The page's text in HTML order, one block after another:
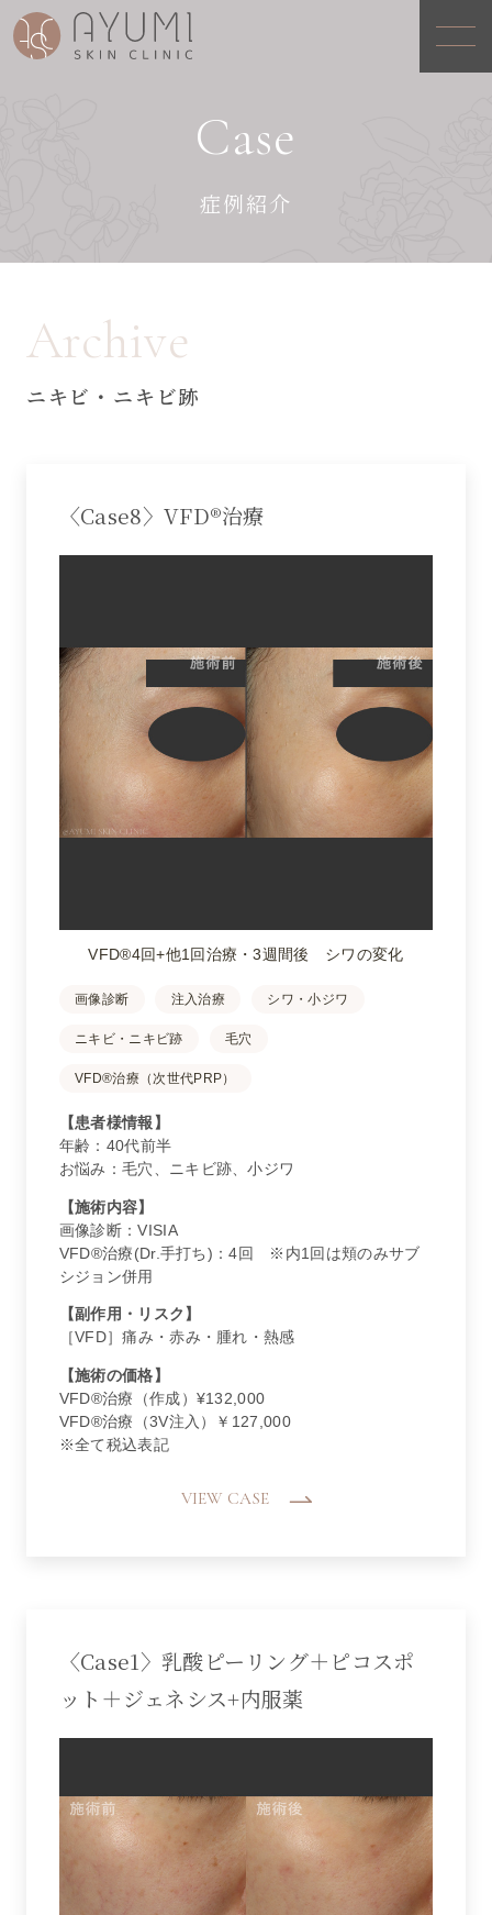
Case
症例紹介
Archive
ニキビ・ニキビ跡
〈Case8〉VFD®治療
VFD®4回+他1回治療・3週間後 シワの変化
画像診断 注入治療 シワ・小ジワ
ニキビ・ニキビ跡 毛穴
VFD®治療（次世代PRP）
【患者様情報】
年齢：40代前半
お悩み：毛穴、ニキビ跡、小ジワ
【施術内容】
画像診断：VISIA
VFD®治療(Dr.手打ち)：4回 ※内1回は頬のみサブ
シジョン併用
【副作用・リスク】
［VFD］痛み・赤み・腫れ・熱感
【施術の価格】
VFD®治療（作成）¥132,000
VFD®治療（3V注入）￥127,000
※全て税込表記
VIEW CASE
〈Case1〉乳酸ピーリング＋ピコスポ
ット＋ジェネシス+内服薬